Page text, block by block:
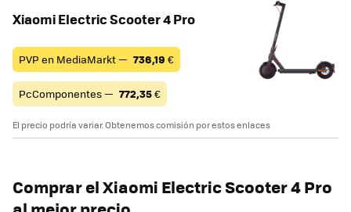
Xiaomi Electric Scooter 4 Pro
PVP en MediaMarkt — 736,19 €
PcComponentes — 772,35€
El precio podría variar. Obtenemos comisión por estos enlaces
Comprar el Xiaomi Electric Scooter 4 Pro